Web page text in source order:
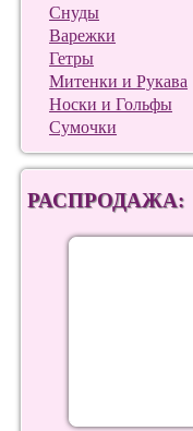
Снуды
Варежки
Гетры
Митенки и Рукава
Носки и Гольфы
Сумочки
РАСПРОДАЖА: